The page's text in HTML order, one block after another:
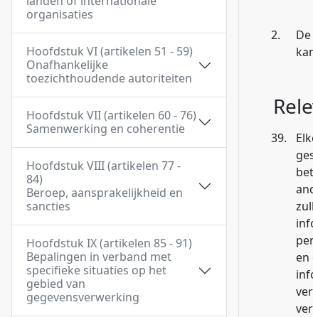
organisaties
Hoofdstuk VI (artikelen 51 - 59)
Onafhankelijke
toezichthoudende autoriteiten
Hoofdstuk VII (artikelen 60 - 76)
Samenwerking en coherentie
Hoofdstuk VIII (artikelen 77 -
84)
Beroep, aansprakelijkheid en
sancties
Hoofdstuk IX (artikelen 85 - 91)
Bepalingen in verband met
specifieke situaties op het
gebied van
gegevensverwerking
2.
39.